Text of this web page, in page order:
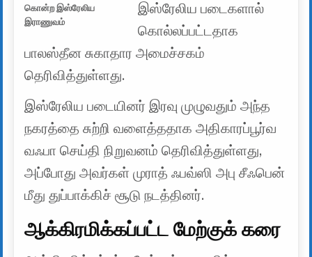
கொன்ற இஸ்ரேலிய
இராணுவம்
இஸ்ரேலிய படைகளால்
கொல்லப்பட்டதாக
பாலஸ்தீன சுகாதார அமைச்சகம்
தெரிவித்துள்ளது.
இஸ்ரேலிய படையினர் இரவு முழுவதும் அந்த
நகரத்தை சுற்றி வளைத்ததாக அதிகாரப்பூர்வ
வஃபா செய்தி நிறுவனம் தெரிவித்துள்ளது,
அப்போது அவர்கள் முராத் ஃபவ்ஸி அபு சீஃபென்
மீது துப்பாக்கிச் சூடு நடத்தினர்.
ஆக்கிரமிக்கப்பட்ட மேற்குக் கரை